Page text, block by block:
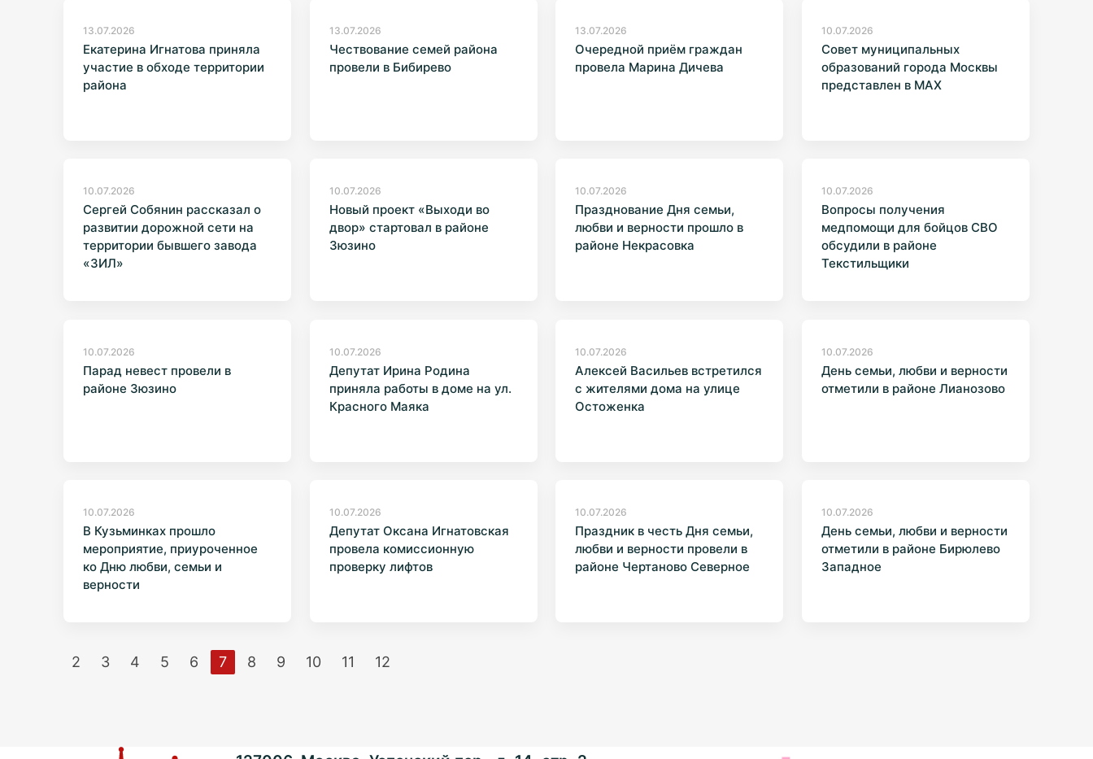
13.07.2026
Екатерина Игнатова приняла
участие в обходе территории
района
13.07.2026
Чествование семей района
провели в Бибирево
13.07.2026
Очередной приём граждан
провела Марина Дичева
10.07.2026
Совет муниципальных
образований города Москвы
представлен в МАХ
10.07.2026
Сергей Собянин рассказал о
развитии дорожной сети на
территории бывшего завода
«ЗИЛ»
10.07.2026
Новый проект «Выходи во
двор» стартовал в районе
Зюзино
10.07.2026
Празднование Дня семьи,
любви и верности прошло в
районе Некрасовка
10.07.2026
Вопросы получения
медпомощи для бойцов СВО
обсудили в районе
Текстильщики
10.07.2026
Парад невест провели в
районе Зюзино
10.07.2026
Депутат Ирина Родина
приняла работы в доме на ул.
Красного Маяка
10.07.2026
Алексей Васильев встретился
с жителями дома на улице
Остоженка
10.07.2026
День семьи, любви и верности
отметили в районе Лианозово
10.07.2026
В Кузьминках прошло
мероприятие, приуроченное
ко Дню любви, семьи и
верности
10.07.2026
Депутат Оксана Игнатовская
провела комиссионную
проверку лифтов
10.07.2026
Праздник в честь Дня семьи,
любви и верности провели в
районе Чертаново Северное
10.07.2026
День семьи, любви и верности
отметили в районе Бирюлево
Западное
2 3 4 5 6 7 8 9 10 11 12